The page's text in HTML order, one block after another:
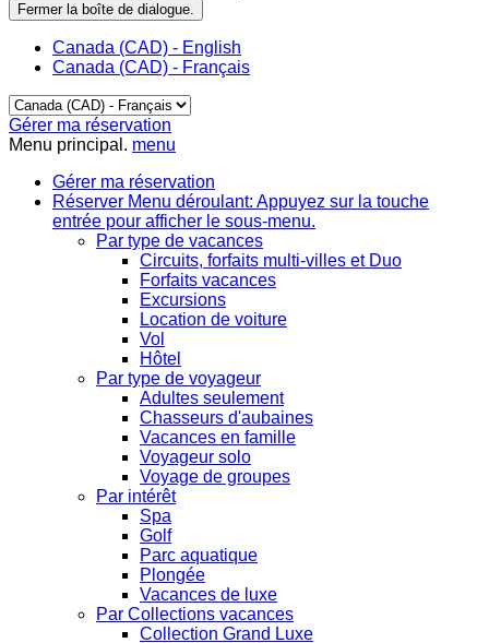
Fermer la boîte de dialogue.
Canada (CAD) - English
Canada (CAD) - Français
Gérer ma réservation
Menu principal. menu
Gérer ma réservation
Réserver Menu déroulant: Appuyez sur la touche
entrée pour afficher le sous-menu.
Par type de vacances
Circuits, forfaits multi-villes et Duo
Forfaits vacances
Excursions
Location de voiture
Vol
Hôtel
Par type de voyageur
Adultes seulement
Chasseurs d'aubaines
Vacances en famille
Voyageur solo
Voyage de groupes
Par intérêt
Spa
Golf
Parc aquatique
Plongée
Vacances de luxe
Par Collections vacances
Collection Grand Luxe